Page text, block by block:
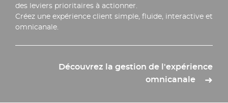
des leviers prioritaires à actionner.
Créez une expérience client simple, fluide, interactive et
omnicanale.
Découvrez la gestion de l'expérience
omnicanale